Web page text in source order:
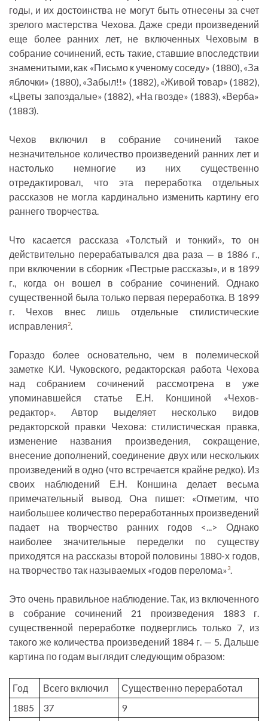
годы, и их достоинства не могут быть отнесены за счет
зрелого мастерства Чехова. Даже среди произведений
еще более ранних лет, не включенных Чеховым в
собрание сочинений, есть такие, ставшие впоследствии
знаменитыми, как «Письмо к ученому соседу» (1880), «За
яблочки» (1880), «Забыл!!» (1882), «Живой товар» (1882),
«Цветы запоздалые» (1882), «На гвозде» (1883), «Верба»
(1883).
Чехов включил в собрание сочинений такое
незначительное количество произведений ранних лет и
настолько немногие из них существенно
отредактировал, что эта переработка отдельных
рассказов не могла кардинально изменить картину его
раннего творчества.
Что касается рассказа «Толстый и тонкий», то он
действительно перерабатывался два раза — в 1886 г.,
при включении в сборник «Пестрые рассказы», и в 1899
г., когда он вошел в собрание сочинений. Однако
существенной была только первая переработка. В 1899
г. Чехов внес лишь отдельные стилистические
исправления2.
Гораздо более основательно, чем в полемической
заметке К.И. Чуковского, редакторская работа Чехова
над собранием сочинений рассмотрена в уже
упоминавшейся статье Е.Н. Коншиной «Чехов-
редактор». Автор выделяет несколько видов
редакторской правки Чехова: стилистическая правка,
изменение названия произведения, сокращение,
внесение дополнений, соединение двух или нескольких
произведений в одно (что встречается крайне редко). Из
своих наблюдений Е.Н. Коншина делает весьма
примечательный вывод. Она пишет: «Отметим, что
наибольшее количество переработанных произведений
падает на творчество ранних годов <...> Однако
наиболее значительные переделки по существу
приходятся на рассказы второй половины 1880-х годов,
на творчество так называемых «годов перелома»3.
Это очень правильное наблюдение. Так, из включенного
в собрание сочинений 21 произведения 1883 г.
существенной переработке подверглись только 7, из
такого же количества произведений 1884 г. — 5. Дальше
картина по годам выглядит следующим образом:
Год Всего включил
Существенно переработал
1885
37
9